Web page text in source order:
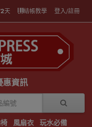
天 結帳教學 登入/註冊
惠資訊
風扇衣 玩水必備